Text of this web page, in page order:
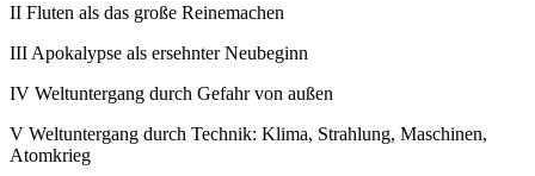
II Fluten als das große Reinemachen
III Apokalypse als ersehnter Neubeginn
IV Weltuntergang durch Gefahr von außen
V Weltuntergang durch Technik: Klima, Strahlung, Maschinen,
Atomkrieg